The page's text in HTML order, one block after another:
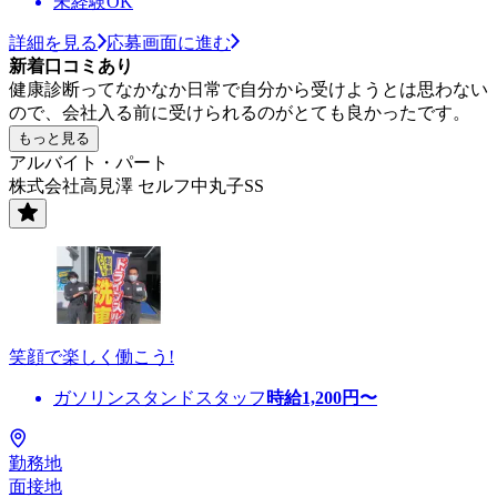
詳細を見る
応募画面に進む
新着口コミあり
健康診断ってなかなか日常で自分から受けようとは思わない
ので、会社入る前に受けられるのがとても良かったです。
もっと見る
アルバイト・パート
株式会社高見澤 セルフ中丸子SS
笑顔で楽しく働こう!
ガソリンスタンドスタッフ 時給1,200円〜
勤務地
面接地